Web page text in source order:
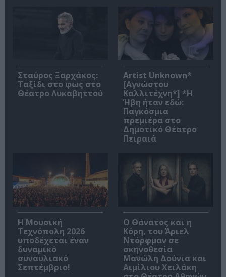
Σταύρος Ξαρχάκος:
Ταξίδι στο φως στο
Θέατρο Λυκαβηττού
Artist Unknown*
[Αγνώστου
Καλλιτέχνη*] *Η
Ήβη ήταν εδώ:
Παγκόσμια
πρεμιέρα στο
Δημοτικό Θέατρο
Πειραιά
Η Μουσική
Τεχνόπολη 2026
υποδέχεται έναν
δυναμικό
συναυλιακό
Σεπτέμβριο!
Ο Θάνατος και η
Κόρη, του Άριελ
Ντόρφμαν σε
σκηνοθεσία
Μανώλη Δούνια και
Αιμίλιου Χειλάκη